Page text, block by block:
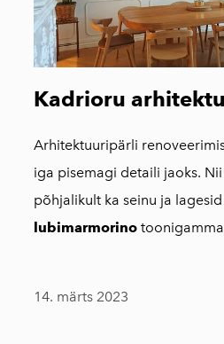
Kadrioru
Arhitektuuripärli
iga pisemagi detaili jaoks.
põhjalikult ka seinu ja
lubimarmorino
14. märts 2023